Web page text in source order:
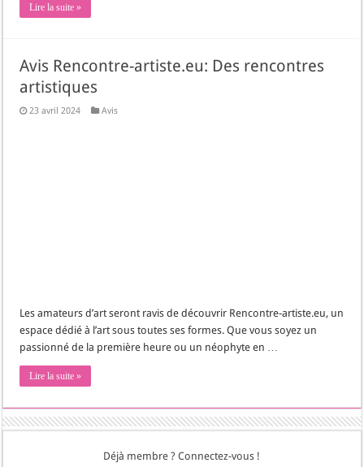
Lire la suite »
Avis Rencontre-artiste.eu: Des rencontres
artistiques
23 avril 2024 Avis
Les amateurs d’art seront ravis de découvrir Rencontre-artiste.eu, un
espace dédié à l’art sous toutes ses formes. Que vous soyez un
passionné de la première heure ou un néophyte en …
Lire la suite »
Déjà membre ? Connectez-vous !